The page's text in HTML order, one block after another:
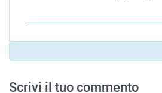
Scrivi il tuo commento